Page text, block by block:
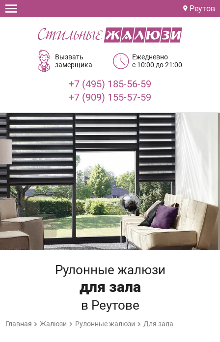
Реутов
Вызвать
замерщика
Ежедневно
с 10:00 до 21:00
+7 (495) 185-56-59
+7 (909) 155-57-59
Рулонные жалюзи
для зала
в Реутове
Главная Жалюзи Рулонные жалюзи Для зала